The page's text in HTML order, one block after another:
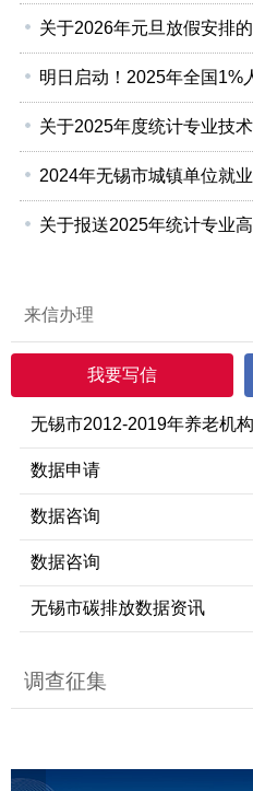
关于2026年元旦放假安排
明日启动！2025年全国1%
关于2025年度统计专业技
2024年无锡市城镇单位就
关于报送2025年统计专业
来信办理
我要写信
无锡市2012-2019年养老机
数据申请
数据咨询
数据咨询
无锡市碳排放数据资讯
调查征集